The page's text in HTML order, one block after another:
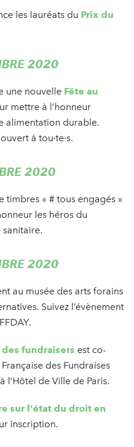
les lauréats du Prix du
2020
une nouvelle Fête au
mettre à l’honneur
alimentation durable.
à tou·te·s.
2020
timbres « # tous engagés »
les héros du
2020
au musée des arts forains
Suivez l’évènement
fundraisers est co-
des Fundraises
l’Hôtel de Ville de Paris.
sur l'état du droit en
inscription.